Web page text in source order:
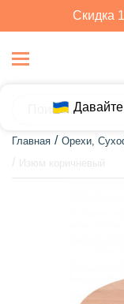
Скидка
Давайте
Главная Орехи,